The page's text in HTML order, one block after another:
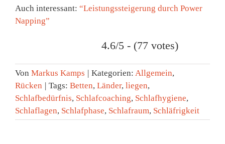
Auch interessant: “Leistungssteigerung durch Power
Napping”
4.6/5 - (77 votes)
Von Markus Kamps Kategorien: Allgemein,
Rücken
Tags: Betten, Länder, liegen,
Schlafbedürfnis, Schlafcoaching, Schlafhygiene,
Schlaflagen, Schlafphase, Schlafraum, Schläfrigkeit